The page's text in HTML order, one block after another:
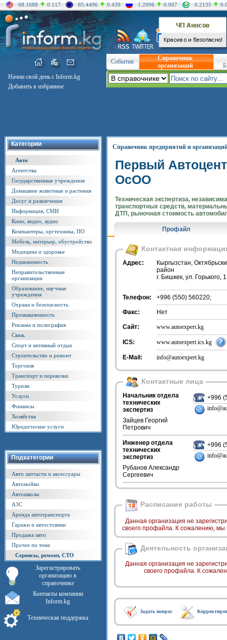
68.1688 0.117 85.4496 0.439 1.2096 0.007 0.2135
Начни свой день с Inform.kg
Добавить в избранное
События
Справочник
организаций
Категории
Авто
Агентства
Государственные учреждения
Домашние животные и растения
Досуг и развлечения
Информация, СМИ
Кино, видео, аудио
Компьютеры, оргтехника, ПО
Мебель, интерьер, обустройство
Медицина и здоровье
Недвижимость
Неправительственные
организации
Образование, научные
учреждения
Охрана и безопасность
Промышленность
Реклама и полиграфия
Связь
Спорт и активный отдых
Строительство и ремонт
Торговля
Транспорт и перевозки
Туризм
Услуги
Финансы
Хозяйства
Юридические услуги
Подкатегории
Авто запчасти и аксессуары
Автомойки
Автошколы
АЗС
Аренда автотранспорта
Гаражи и автостоянки
Продажа авто
Прочее по теме
Сервисы, ремонт, СТО
Зарегистрировать
организацию в
справочнике
Контакты компании
Inform.kg
Техническая поддержка
Справочник предприятий и
Первый
ОсОО
Техническая экспертиза,
транспортных средств,
ДТП, рыночная стоимость
Профайл
Контактная
Адрес:
Кыргызстан,
район
г. Бишкек, ул. Горького, 1
Телефон: +996 (550) 560220;
Факс: Нет
Сайт: www.autoexpert.kg
ICS: www.autoexpert.ics.kg
E-Mail: info@autoexpert.kg
Контактные лица
Начальник отдела
технических
экспертиз
Зайцев Георгий
Петрович
+996
Инженер отдела
технических
экспертиз
Рубанов Александр
Сергеевич
+996
Расписание работы
Данная организация не
своего профайла. К сожалению,
Деятельность
Данная организация не
своего профайла. К
Задать вопрос